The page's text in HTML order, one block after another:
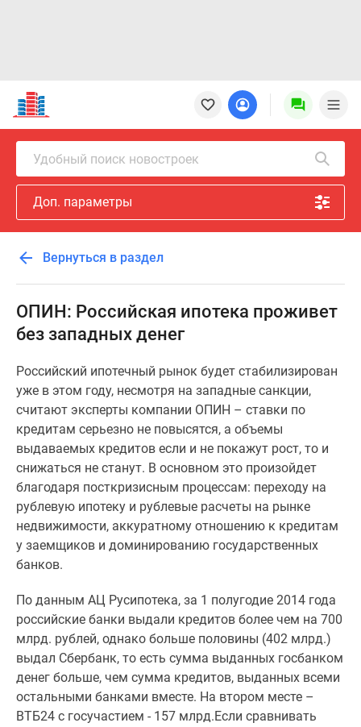
Новостройки
Квартиры
Ипотека
Новостройки
Москвы
Новостройки
Подмосковья
Новостройки
Москвы
Готовые
новостройки
Новостройки
Специальные
предложения
Коммерческие
помещения
Продавцы
застройщики
Панорамы
новостроек
Видеообзор
новостроек
Экспертиза
новостроек
Экология
Москвы
Подмосковья
Студии
Удобный поиск новостроек
Доп. параметры
Вернуться в раздел
ОПИН: Российская ипотека проживет
без западных денег
Российский ипотечный рынок будет стабилизирован
уже в этом году, несмотря на западные санкции,
считают эксперты компании ОПИН – ставки по
кредитам серьезно не повысятся, а объемы
выдаваемых кредитов если и не покажут рост, то и
снижаться не станут. В основном это произойдет
благодаря посткризисным процессам: переходу на
рублевую ипотеку и рублевые расчеты на рынке
недвижимости, аккуратному отношению к кредитам
у заемщиков и доминированию государственных
банков.
По данным АЦ Русипотека, за 1 полугодие 2014 года
российские банки выдали кредитов более чем на 700
млрд. рублей, однако больше половины (402 млрд.)
выдал Сбербанк, то есть сумма выданных госбанком
денег больше, чем сумма кредитов, выданных всеми
остальными банками вместе. На втором месте –
ВТБ24 с госучастием - 157 млрд.Если сравнивать